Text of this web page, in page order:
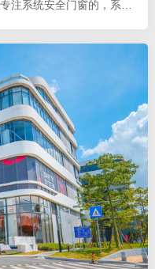
注系统安全门窗的，系统